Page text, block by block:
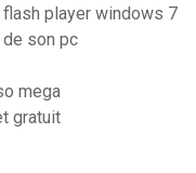
player windows 7
son pc
mega
gratuit